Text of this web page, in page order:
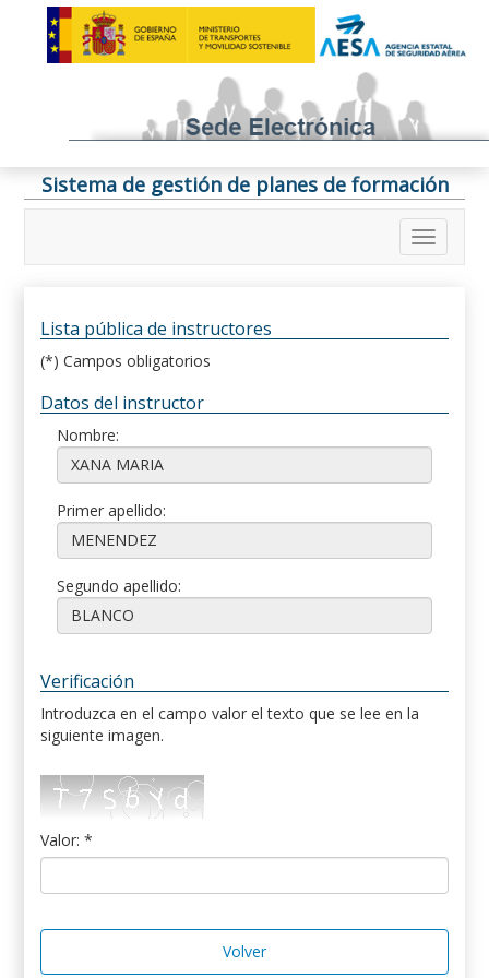
Sistema de gestión de planes de formación
Lista pública de instructores
(*) Campos obligatorios
Datos del instructor
Nombre:
Primer apellido:
Segundo apellido:
Verificación
Introduzca en el campo valor el texto que se lee en la
siguiente imagen.
Valor: *
Volver